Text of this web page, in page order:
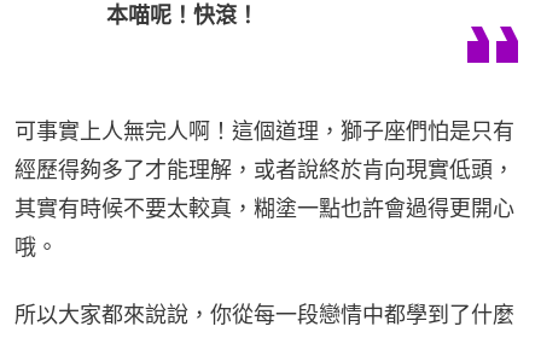
本喵呢！快滾！
可事實上人無完人啊！這個道理，獅子座們怕是只有
經歷得夠多了才能理解，或者說終於肯向現實低頭，
其實有時候不要太較真，糊塗一點也許會過得更開心
哦。
所以大家都來說說，你從每一段戀情中都學到了什麼